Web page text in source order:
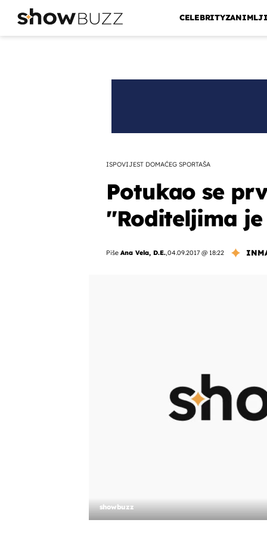
CELEBRITY
ISPOVIJEST DOMAĆEG SPORTAŠA
Potukao se
''Roditeljima
Piše Ana Vela, D.E.,04.09.2017 @ 18:22
showbuzz